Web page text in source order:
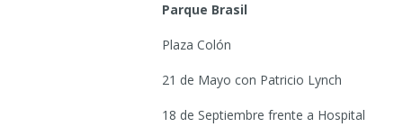
Parque Brasil
Plaza Colón
21 de Mayo con Patricio Lynch
18 de Septiembre frente a Hospital